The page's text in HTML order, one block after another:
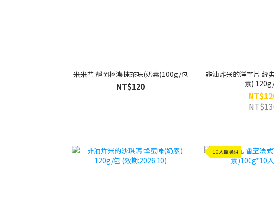
米米花 靜岡極濃抹茶味(奶素)100g/包
NT$120
非油炸米的洋芋片 經
素)
10入團購組